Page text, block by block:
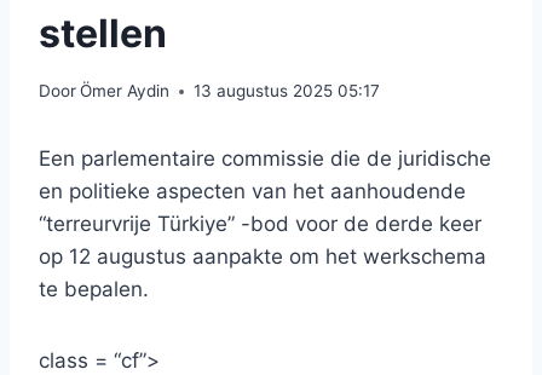
stellen
DoorÖmer Aydin 13 augustus 2025 05:17
Een parlementaire commissie die de juridische
en politieke aspecten van het aanhoudende
“terreurvrije Türkiye” -bod voor de derde keer
op 12 augustus aanpakte om het werkschema
te bepalen.
class = “cf”>